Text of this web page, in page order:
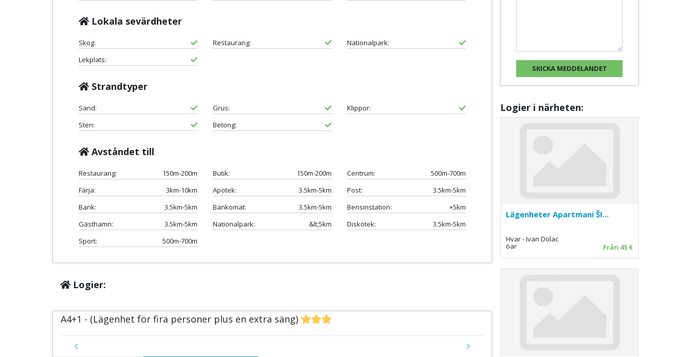
Lokala sevärdheter
Skog: Restaurang:
Nationalpark:
Lekplats:
Strandtyper
Sand: Grus:
Klippor:
Sten:
Betong:
Avståndet till
Restaurang: 150m-200m Butik: 150m-200m Centrum:
500m-700m
Färja:
3km-10km Apotek: 3.5km-5km Post:
3.5km-5km
Bank:
3.5km-5km Bankomat: 3.5km-5km Bensinstation:
+5km
Gästhamn:
3.5km-5km Nationalpark: &lt;5km Diskotek:
3.5km-5km
Sport:
500m-700m
Logier:
A4+1 - (Lägenhet för fira personer plus en extra säng)
Previous
Next
Logier i närheten:
Lägenheter Apartmani ŠI...
Hvar - Ivan Dolac
öar Från 45 €